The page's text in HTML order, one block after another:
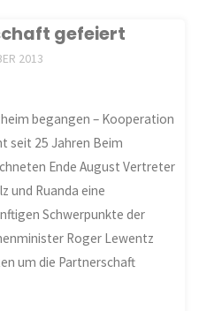
gefeiert
2013
begangen – Kooperation
seit 25 Jahren Beim
Ende August Vertreter
und Ruanda eine
Schwerpunkte der
Roger Lewentz
um die Partnerschaft